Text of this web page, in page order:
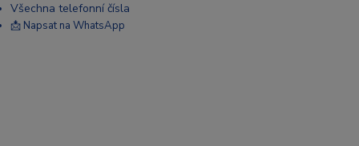
Všechna telefonní čísla
📩 Napsat na WhatsApp